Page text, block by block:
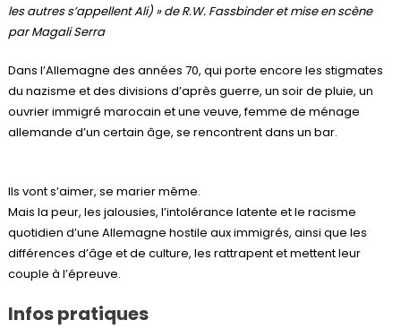
les autres s’appellent Ali) » de R.W. Fassbinder et mise en scène
par Magali Serra
Dans l’Allemagne des années 70, qui porte encore les stigmates
du nazisme et des divisions d’après guerre, un soir de pluie, un
ouvrier immigré marocain et une veuve, femme de ménage
allemande d’un certain âge, se rencontrent dans un bar.
Ils vont s’aimer, se marier même.
Mais la peur, les jalousies, l’intolérance latente et le racisme
quotidien d’une Allemagne hostile aux immigrés, ainsi que les
différences d’âge et de culture, les rattrapent et mettent leur
couple à l’épreuve.
Infos pratiques